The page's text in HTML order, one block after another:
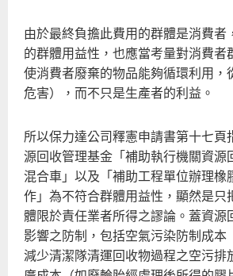
由於最終負擔此費用的群體是消費者
的群體用益性，也應當考量對消費者
使消費者廢棄的物品能夠循環利用，
危害），而不只是生產者的利益。
所以保力達公司釋憲申請書第十七頁
源回收管理基金「補助執行機關資源
混合車」以及「補助工程單位辦理橡
作」為不符合群體用益性，顯然是只
體限於責任業者所得之謬論。蓋資源
影響之防制，包括空氣污染防制成本
減少清潔隊清運回收物過程之空污排